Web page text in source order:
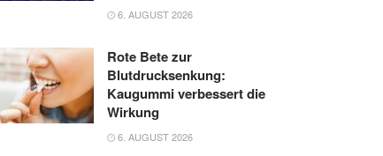
6. AUGUST 2026
Rote Bete zur
Blutdrucksenkung:
Kaugummi verbessert die
Wirkung
6. AUGUST 2026